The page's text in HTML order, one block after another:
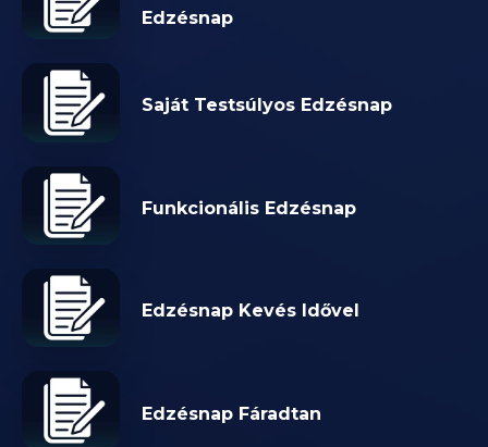
Edzésnap
Saját Testsúlyos Edzésnap
Funkcionális Edzésnap
Edzésnap Kevés Idővel
Edzésnap Fáradtan